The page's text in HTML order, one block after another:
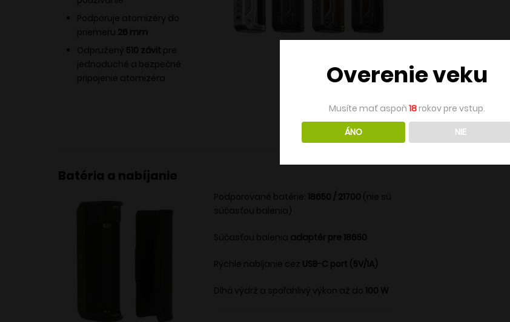
Podporuje atomizéry do
priemeru 26 mm
Odpružený 510 závit pre
jednoduché a bezpečné
pripojenie atomizéra
Batéria a nabíjanie
Podporované batérie: 18650 / 21700 (nie sú
súčasťou balenia)
Súčasťou balenia adaptér pre 18650
Rýchle nabíjanie cez USB-C port (5V/1A)
Dlhá výdrž a spoľahlivý výkon až do 100 W
Overenie veku
Musíte mať aspoň 18rokov pre vstup.
ÁNO
NIE